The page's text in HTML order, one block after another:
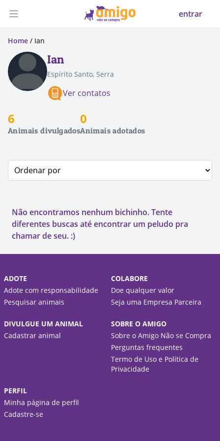
Abrir menu entrar
Home / Ian
Ian
Espírito Santo, Serra
Ver contatos
Animais divulgados
6
Animais adotados
0
Não encontramos nenhum bichinho. Tente
diferentes buscas até encontrar um peludo pra
chamar de seu. :)
ADOTE
Adote com responsabilidade
Pesquisar animais
COLABORE
Doe qualquer valor
Seja uma Empresa Parceira
DIVULGUE UM ANIMAL
Cadastrar animal
SOBRE O AMIGO
Sobre o Amigo Não se Compra
Perguntas frequentes
Termo de Uso e Política de
Privacidade
PERFIL
Minha página de perfil
Cadastre-se